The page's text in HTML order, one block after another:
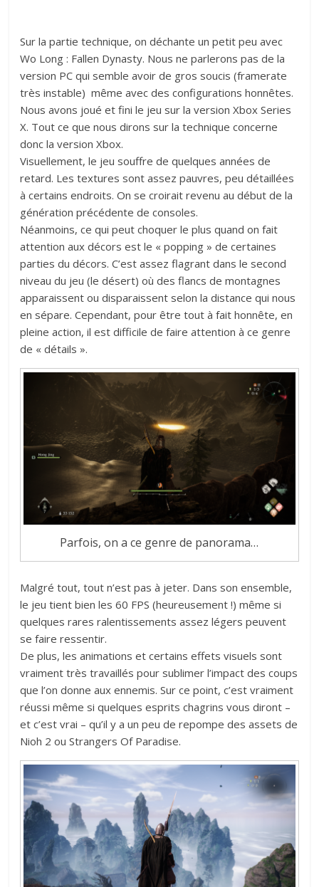
Sur la partie technique, on déchante un petit peu avec
Wo Long : Fallen Dynasty. Nous ne parlerons pas de la
version PC qui semble avoir de gros soucis (framerate
très instable) même avec des configurations honnêtes.
Nous avons joué et fini le jeu sur la version Xbox Series
X. Tout ce que nous dirons sur la technique concerne
donc la version Xbox.
Visuellement, le jeu souffre de quelques années de
retard. Les textures sont assez pauvres, peu détaillées
à certains endroits. On se croirait revenu au début de la
génération précédente de consoles.
Néanmoins, ce qui peut choquer le plus quand on fait
attention aux décors est le « popping » de certaines
parties du décors. C’est assez flagrant dans le second
niveau du jeu (le désert) où des flancs de montagnes
apparaissent ou disparaissent selon la distance qui nous
en sépare. Cependant, pour être tout à fait honnête, en
pleine action, il est difficile de faire attention à ce genre
de « détails ».
Parfois, on a ce genre de panorama…
Malgré tout, tout n’est pas à jeter. Dans son ensemble,
le jeu tient bien les 60 FPS (heureusement !) même si
quelques rares ralentissements assez légers peuvent
se faire ressentir.
De plus, les animations et certains effets visuels sont
vraiment très travaillés pour sublimer l’impact des coups
que l’on donne aux ennemis. Sur ce point, c’est vraiment
réussi même si quelques esprits chagrins vous diront –
et c’est vrai – qu’il y a un peu de repompe des assets de
Nioh 2 ou Strangers Of Paradise.